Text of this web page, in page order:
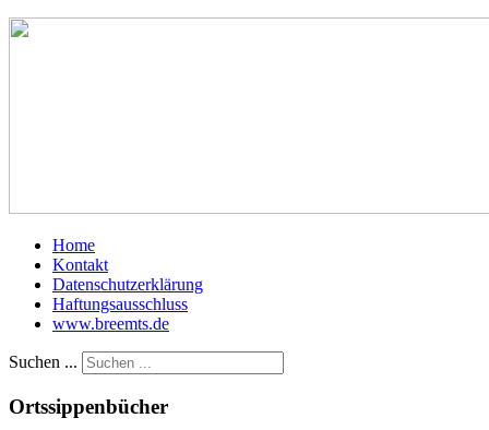
Home
Kontakt
Datenschutzerklärung
Haftungsausschluss
www.breemts.de
Suchen ...
Ortssippenbücher